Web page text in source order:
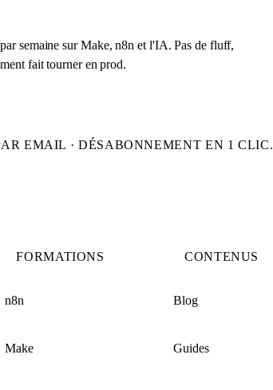
semaine sur Make, n8n et l'IA. Pas de fluff,
fait tourner en prod.
EMAIL · DÉSABONNEMENT EN 1 CLIC.
FORMATIONS
n8n
Make
CONTENUS
Blog
Guides